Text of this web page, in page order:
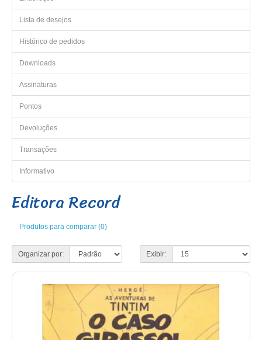
Lista de desejos
Histórico de pedidos
Downloads
Assinaturas
Pontos
Devoluções
Transações
Informativo
Editora Record
Produtos para comparar (0)
Organizar por: Exibir: